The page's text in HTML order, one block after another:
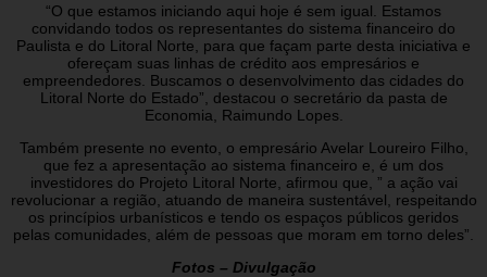
“O que estamos iniciando aqui hoje é sem igual. Estamos
convidando todos os representantes do sistema financeiro do
Paulista e do Litoral Norte, para que façam parte desta iniciativa e
ofereçam suas linhas de crédito aos empresários e
empreendedores. Buscamos o desenvolvimento das cidades do
Litoral Norte do Estado”, destacou o secretário da pasta de
Economia, Raimundo Lopes.
Também presente no evento, o empresário Avelar Loureiro Filho,
que fez a apresentação ao sistema financeiro e, é um dos
investidores do Projeto Litoral Norte, afirmou que, ” a ação vai
revolucionar a região, atuando de maneira sustentável, respeitando
os princípios urbanísticos e tendo os espaços públicos geridos
pelas comunidades, além de pessoas que moram em torno deles”.
Fotos – Divulgação